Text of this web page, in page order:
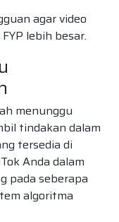
agar video
lebih besar.
menunggu
tindakan dalam
tersedia di
Anda dalam
pada seberapa
algoritma